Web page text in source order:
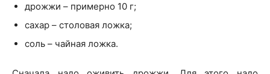
дрожжи – примерно 10 г;
сахар – столовая ложка;
соль – чайная ложка.